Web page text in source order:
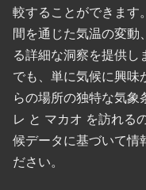
較することができます
間を通じた気温の変動
る詳細な洞察を提供
でも、単に気候に興
らの場所の独特な気
レ と マカオ を訪れる
候データに基づいて情
ださい。